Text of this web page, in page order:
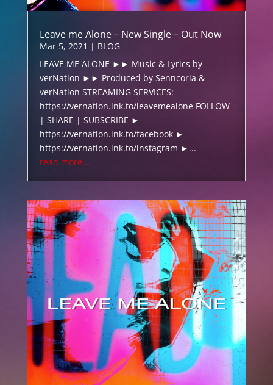
Leave me Alone – New Single – Out Now
Mar 5, 2021 | BLOG
LEAVE ME ALONE ►► Music & Lyrics by
verNation ►► Produced by Senncoria &
verNation STREAMING SERVICES:
https://vernation.lnk.to/leavemealone FOLLOW
| SHARE | SUBSCRIBE ►
https://vernation.lnk.to/facebook ►
https://vernation.lnk.to/instagram ►...
read more...